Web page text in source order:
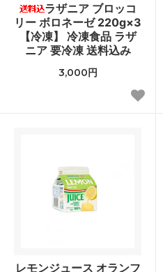
ラザニア ブロッコ
リー ボロネーゼ 220g×3
【冷凍】 冷凍食品 ラザ
ニア 要冷凍 送料込み
3,000円
レモンジュース オランフ